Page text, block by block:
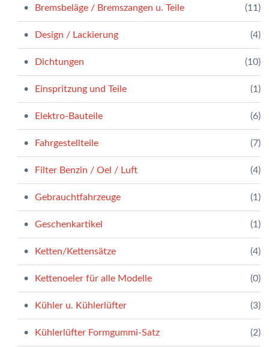
Bremsbeläge / Bremszangen u. Teile (11)
Design / Lackierung (4)
Dichtungen (10)
Einspritzung und Teile (1)
Elektro-Bauteile (6)
Fahrgestellteile (7)
Filter Benzin / Oel / Luft (4)
Gebrauchtfahrzeuge (1)
Geschenkartikel (1)
Ketten/Kettensätze (4)
Kettenoeler für alle Modelle (0)
Kühler u. Kühlerlüfter (3)
Kühlerlüfter Formgummi-Satz (2)